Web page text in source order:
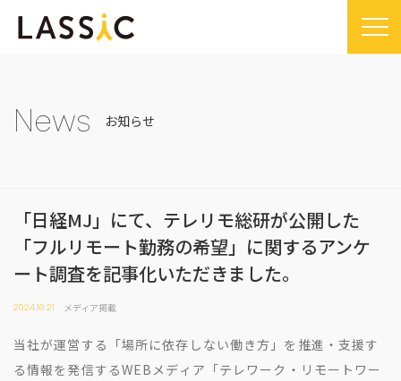
Company
会社概要
代表メッセージ
経営メンバー紹介
拠点一覧
沿革
Remogu（リモグ）・リラシク
Remoguフリーランス
リラシク
Sustainability TOP
SDGsに対する取り組み
News
News TOP
コーポレート・ガバナンス
LASSIC Media TOP
Contact
News お知らせ
「日経MJ」にて、テレリモ総研が公開した
「フルリモート勤務の希望」に関するアンケ
ート調査を記事化いただきました。
2024.10.21 メディア掲載
当社が運営する「場所に依存しない働き方」を推進・支援す
る情報を発信するWEBメディア「テレワーク・リモートワー